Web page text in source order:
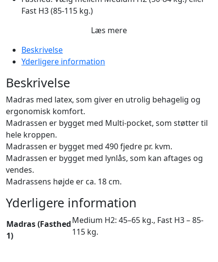
Fast H3 (85-115 kg.)
Læs mere
Beskrivelse
Yderligere information
Beskrivelse
Madras med latex, som giver en utrolig behagelig og
ergonomisk komfort.
Madrassen er bygget med Multi-pocket, som støtter til
hele kroppen.
Madrassen er bygget med 490 fjedre pr. kvm.
Madrassen er bygget med lynlås, som kan aftages og
vendes.
Madrassens højde er ca. 18 cm.
Yderligere information
Madras (Fasthed
1)
Medium H2: 45–65 kg., Fast H3 – 85-
115 kg.